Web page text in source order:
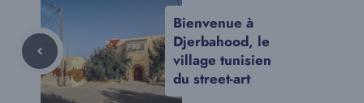
Bienvenue à
Djerbahood, le
village tunisien
du street-art